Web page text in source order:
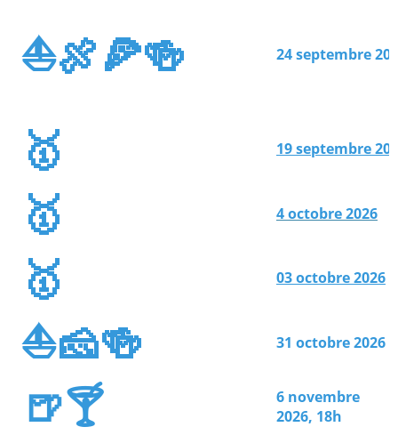
⛵🍖🍕🍻 24 septembre
🥇 19 septembre
🥇 4 octobre 2026
🥇 03 octobre 2026
⛵🧀🍻 31 octobre 2026
🍺🍸
6 novembre
2026, 18h